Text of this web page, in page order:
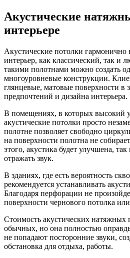
Акустические
интерьере
Акустические потолки
интерьер, как классический, так и
такими полотнами можно создать
многоуровневые конструкции.
глянцевые, матовые поверхности в
предпочтений и дизайна интерьера.
В помещениях, в которых высокий
акустические потолки просто
полотне позволяет свободно
на поверхности полотна не
этого, акустика будет улучшена,
отражать звук.
В зданиях, где есть вероятность
рекомендуется устанавливать
Благодаря перфорации не
поверхности чернового потолка
Стоимость акустических
обычных, но она полностью
не попадают посторонние звуки,
обстановка для отдыха, работы.